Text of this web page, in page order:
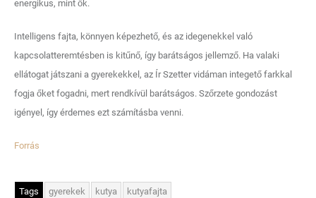
energikus, mint ők.
Intelligens fajta, könnyen képezhető, és az idegenekkel való
kapcsolatteremtésben is kitűnő, így barátságos jellemző. Ha valaki
ellátogat játszani a gyerekekkel, az Ír Szetter vidáman integető farkkal
fogja őket fogadni, mert rendkívül barátságos. Szőrzete gondozást
igényel, így érdemes ezt számításba venni.
Forrás
Tags gyerekek kutya kutyafajta